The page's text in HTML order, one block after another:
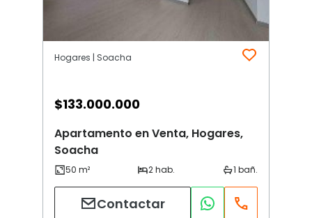
Hogares | Soacha
$133.000.000
Apartamento en Venta, Hogares,
Soacha
Contactar